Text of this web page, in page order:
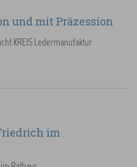
und mit Präzession
KREIS Ledermanufaktur
im